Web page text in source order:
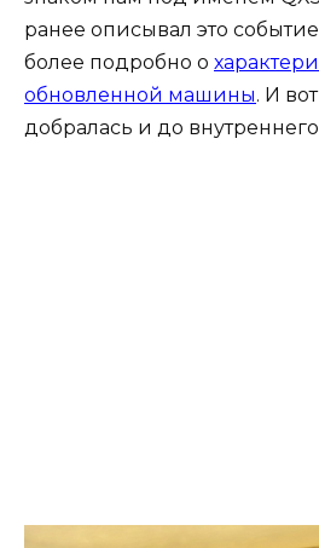
ранее описывал это
более подробно о
обновленной машины. И
добралась и до